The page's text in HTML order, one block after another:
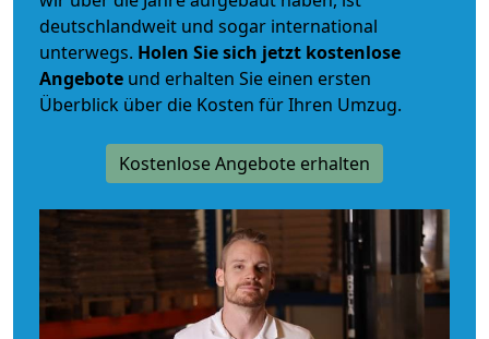
deutschlandweit und sogar international
unterwegs. Holen Sie sich jetzt kostenlose
Angebote und erhalten Sie einen ersten
Überblick über die Kosten für Ihren Umzug.
Kostenlose Angebote erhalten